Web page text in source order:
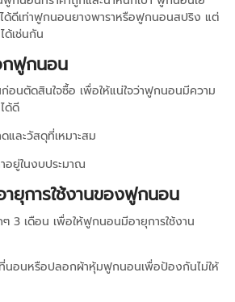
ได้ดีเท่าฟูกนอนยางพาราหรือฟูกนอนสปริง แต่
ด้เช่นกัน
กฟูกนอน
นตัดสินใจซื้อ เพื่อให้แน่ใจว่าฟูกนอนมีความ
ด้ดี
ละวัสดุที่เหมาะสม
อยู่ในงบประมาณ
ยุการใช้งานของฟูกนอน
เดือน เพื่อให้ฟูกนอนมีอายุการใช้งาน
อนหรือปลอกผ้าหุ้มฟูกนอนเพื่อป้องกันไม่ให้